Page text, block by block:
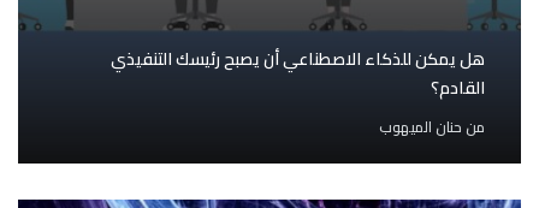
هل يمكن للذكاء الاصطناعي أن يصبح رئيسك التنفيذي
القادم؟
من حنان الميهوب